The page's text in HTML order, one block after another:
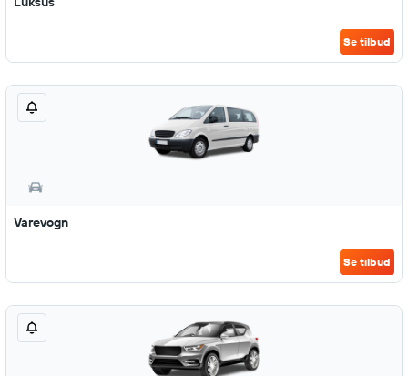
Se tilbud
Varevogn
Se tilbud